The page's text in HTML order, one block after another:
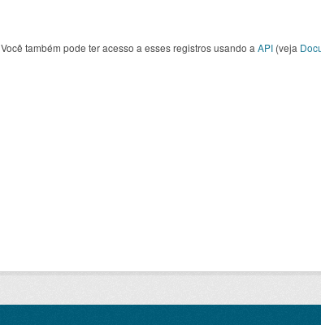
Você também pode ter acesso a esses registros usando a API (veja